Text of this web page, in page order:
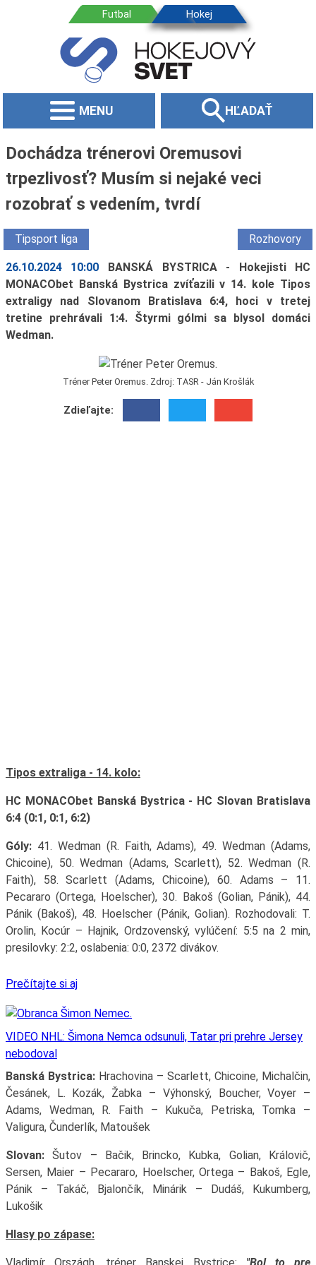
MENU HĽADAŤ
Dochádza trénerovi Oremusovi
trpezlivosť? Musím si nejaké veci
rozobrať s vedením, tvrdí
Tipsport liga Rozhovory
26.10.2024 10:00
BANSKÁ BYSTRICA - Hokejisti HC
MONACObet Banská Bystrica zvíťazili v 14. kole Tipos
extraligy nad Slovanom Bratislava 6:4, hoci v tretej
tretine prehrávali 1:4. Štyrmi gólmi sa blysol domáci
Wedman.
Tréner Peter Oremus. Zdroj: TASR - Ján Krošlák
Zdieľajte:
Tipos extraliga - 14. kolo:
HC MONACObet Banská Bystrica - HC Slovan Bratislava
6:4 (0:1, 0:1, 6:2)
Góly:41. Wedman (R. Faith, Adams), 49. Wedman (Adams,
Chicoine), 50. Wedman (Adams, Scarlett), 52. Wedman (R.
Faith), 58. Scarlett (Adams, Chicoine), 60. Adams – 11.
Pecararo (Ortega, Hoelscher), 30. Bakoš (Golian, Pánik), 44.
Pánik (Bakoš), 48. Hoelscher (Pánik, Golian). Rozhodovali: T.
Orolin, Kocúr – Hajnik, Ordzovenský, vylúčení: 5:5 na 2 min,
presilovky: 2:2, oslabenia: 0:0, 2372 divákov.
Prečítajte si aj
VIDEO NHL: Šimona Nemca odsunuli, Tatar pri prehre Jersey
nebodoval
Banská Bystrica: Hrachovina – Scarlett, Chicoine, Michalčin,
Česánek, L. Kozák, Žabka – Výhonský, Boucher, Voyer –
Adams, Wedman, R. Faith – Kukuča, Petriska, Tomka –
Valigura, Čunderlík, Matoušek
Slovan:Šutov – Bačik, Brincko, Kubka, Golian, Královič,
Sersen, Maier – Pecararo, Hoelscher, Ortega – Bakoš, Egle,
Pánik – Takáč, Bjalončík, Minárik – Dudáš, Kukumberg,
Lukošik
Hlasy po zápase: